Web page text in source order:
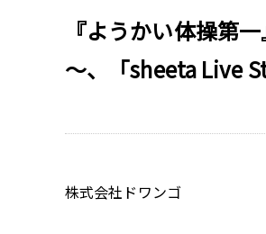
『ようかい体操第
～、「sheeta Live
株式会社ドワンゴ